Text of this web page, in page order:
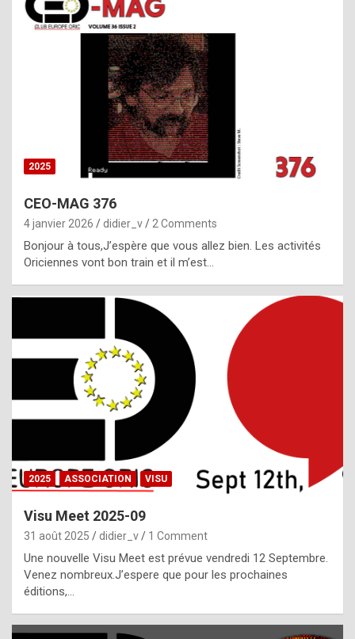
h
i
s
t
o
r
p
e
c
i
l
,
g
h
t
f
2025
CEO-MAG 376
4 janvier 2026 didier_v 2 Comments
Bonjour à tous,J’espère que vous allez bien. Les activités
Oriciennes vont bon train et il m’est…
2025 ASSOCIATION VISU
Visu Meet 2025-09
31 août 2025 didier_v 1 Comment
Une nouvelle Visu Meet est prévue vendredi 12 Septembre.
Venez nombreux.J’espere que pour les prochaines
éditions,…